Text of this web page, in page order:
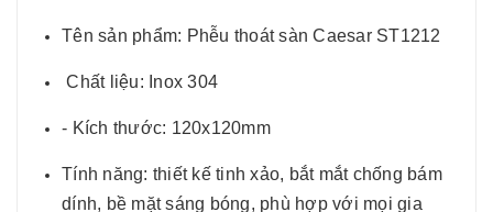
Tên sản phẩm: Phễu thoát sàn Caesar ST1212
Chất liệu: Inox 304
- Kích thước: 120x120mm
Tính năng: thiết kế tinh xảo, bắt mắt chống bám
dính, bề mặt sáng bóng, phù hợp với mọi gia